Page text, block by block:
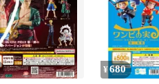
¥680